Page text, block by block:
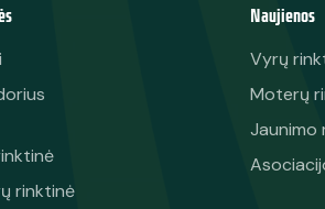
rinktinė
Naujienos
Vyrų
Moterų
Jaunimo